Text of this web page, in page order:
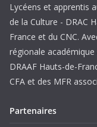
Lycéens et apprentis
de la Culture - DRAC
France et du CNC.
régionale
DRAAF Hauts-de-
CFA et des MFR
Partenaires